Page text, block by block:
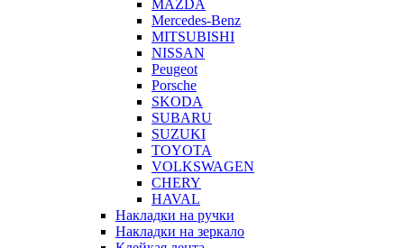
MAZDA
Mercedes-Benz
MITSUBISHI
NISSAN
Peugeot
Porsche
SKODA
SUBARU
SUZUKI
TOYOTA
VOLKSWAGEN
CHERY
HAVAL
Накладки на ручки
Накладки на зеркало